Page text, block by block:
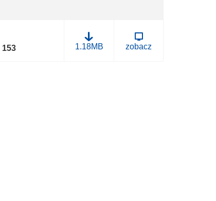
153 1.18MB zobacz